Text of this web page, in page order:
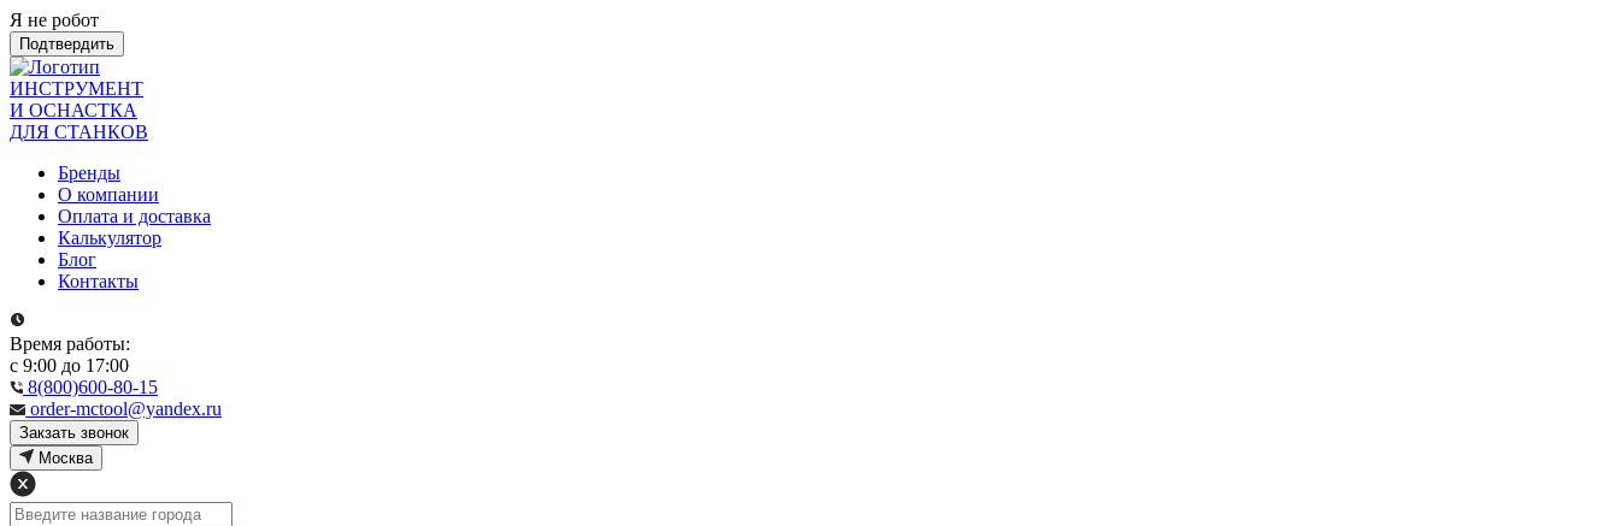
Я не робот
Подтвердить
ИНСТРУМЕНТ
И ОСНАСТКА
ДЛЯ СТАНКОВ
Бренды
О компании
Оплата и доставка
Калькулятор
Блог
Контакты
Время работы:
с 9:00 до 17:00
8(800)600-80-15
order-mctool@yandex.ru
Закзать звонок
Москва